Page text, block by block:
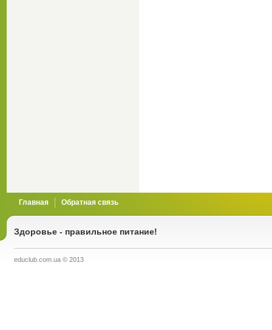
Главная Обратная связь
Здоровье - правильное питание!
educlub.com.ua © 2013